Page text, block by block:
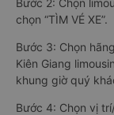
Bước 2: Chọn
chọn “TÌM VÉ XE”.
Bước 3: Chọn
Kiên Giang
khung giờ quý
Bước 4: Chọn vị